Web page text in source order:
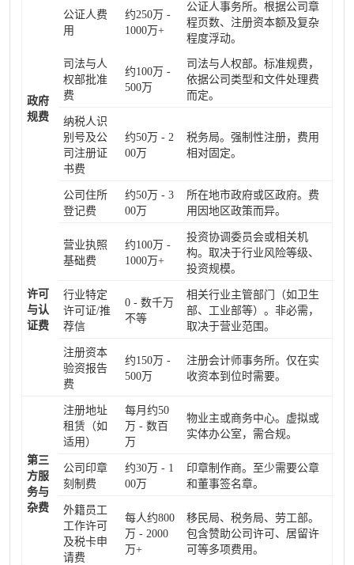
政府
规费
公证人费
用
约250万 -
1000万+
公证人事务所。根据公司章
程页数、注册资本额及复杂
程度浮动。
司法与人
权部批准
费
约100万 -
500万
司法与人权部。标准规费，
依据公司类型和文件处理费
而定。
纳税人识
别号及公
司注册证
书费
约50万 - 2
00万
税务局。强制性注册，费用
相对固定。
公司住所
登记费
约50万 - 3
00万
所在地市政府或区政府。费
用因地区政策而异。
许可
与认
证费
营业执照
基础费
约100万 -
1000万+
投资协调委员会或相关机
构。取决于行业风险等级、
投资规模。
行业特定
许可证/推
荐信
0 - 数千万
不等
相关行业主管部门（如卫生
部、工业部等）。非必需，
取决于营业范围。
注册资本
验资报告
费
约150万 -
500万
注册会计师事务所。仅在实
收资本到位时需要。
第三
方服
务与
杂费
注册地址
租赁（如
适用）
每月约50
万 - 数百
万
物业主或商务中心。虚拟或
实体办公室，需合规。
公司印章
刻制费
约30万 - 1
00万
印章制作商。至少需要公章
和董事签名章。
外籍员工
工作许可
及税卡申
请费
每人约800
万 - 2000
万+
移民局、税务局、劳工部。
包含赞助公司许可、居留许
可等多项费用。